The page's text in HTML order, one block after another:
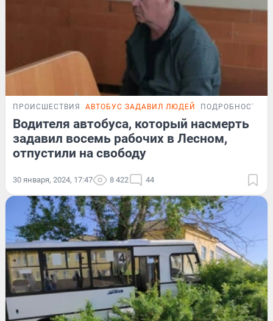
ПРОИСШЕСТВИЯ АВТОБУС ЗАДАВИЛ ЛЮДЕЙ ПОДРОБНОСТИ
Водителя автобуса, который насмерть
задавил восемь рабочих в Лесном,
отпустили на свободу
30 января, 2024, 17:47 8 422 44